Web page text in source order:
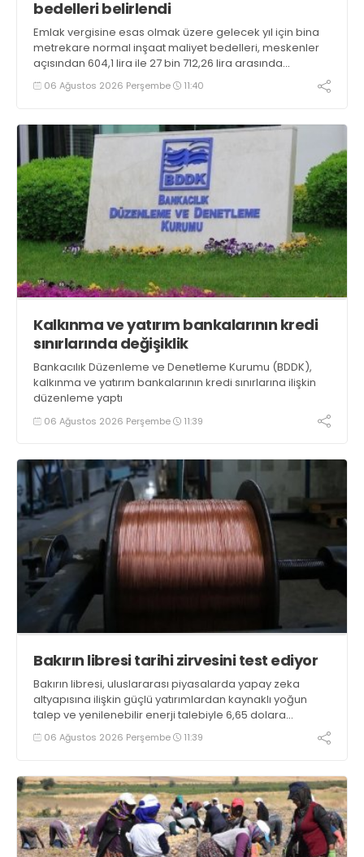
bedelleri belirlendi
Emlak vergisine esas olmak üzere gelecek yıl için bina
metrekare normal inşaat maliyet bedelleri, meskenler
açısından 604,1 lira ile 27 bin 712,26 lira arasında
değişecek
06 Ağustos 2026 Perşembe 11:40
Kalkınma ve yatırım bankalarının kredi
sınırlarında değişiklik
Bankacılık Düzenleme ve Denetleme Kurumu (BDDK),
kalkınma ve yatırım bankalarının kredi sınırlarına ilişkin
düzenleme yaptı
06 Ağustos 2026 Perşembe 11:39
Bakırın libresi tarihi zirvesini test ediyor
Bakırın libresi, uluslararası piyasalarda yapay zeka
altyapısına ilişkin güçlü yatırımlardan kaynaklı yoğun
talep ve yenilenebilir enerji talebiyle 6,65 dolara
ulaşarak tarihi zirvesini test ediyor
06 Ağustos 2026 Perşembe 11:39